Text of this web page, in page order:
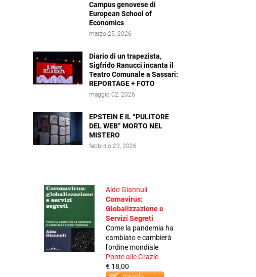
Campus genovese di
European School of
Economics
marzo 25, 2026
Diario di un trapezista,
Sigfrido Ranucci incanta il
Teatro Comunale a Sassari:
REPORTAGE + FOTO
maggio 02, 2026
EPSTEIN E IL “PULITORE
DEL WEB” MORTO NEL
MISTERO
febbraio 23, 2026
Aldo Giannuli
Cornavirus:
Globalizzazione e
Servizi Segreti
Come la pandemia ha
cambiato e cambierà
l'ordine mondiale
Ponte alle Grazie
€ 18,00